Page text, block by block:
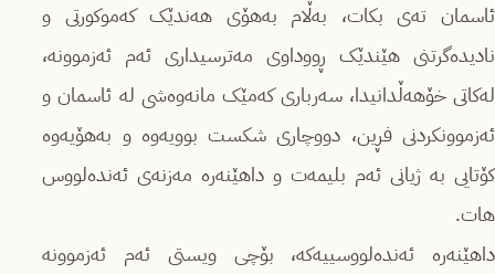
ئاسمان تەی بکات، بەڵام بەهۆی هەندێک کەموکورتی و
نادیدەگرتنی هێندێک ڕووداوی مەترسیداری ئەم ئەزموونە،
لەکاتی خۆهەڵدانیدا، سەرباری کەمێک مانەوەشی لە ئاسمان و
ئەزموونکردنی فڕین، دووچاری شکست بوویەوە و بەهۆیەوە
کۆتایی بە ژیانی ئەم بلیمەت و داهێنەرە مەزنەی ئەندەلووس
هات.
داهێنەرە ئەندەلووسییەکە، بۆچی ویستی ئەم ئەزموونە